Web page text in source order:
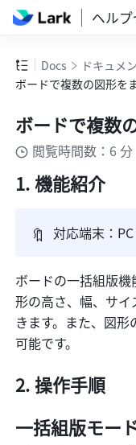
ヘル
Docs ドキュメ
ボードで複数の図形を
ボードで複数
閲覧時間数：6 分
機能紹介
🔖 対応端末：
ボードの一括組版
形の高さ、幅、サ
きます。また、図
可能です。
操作手順
一括組版モー